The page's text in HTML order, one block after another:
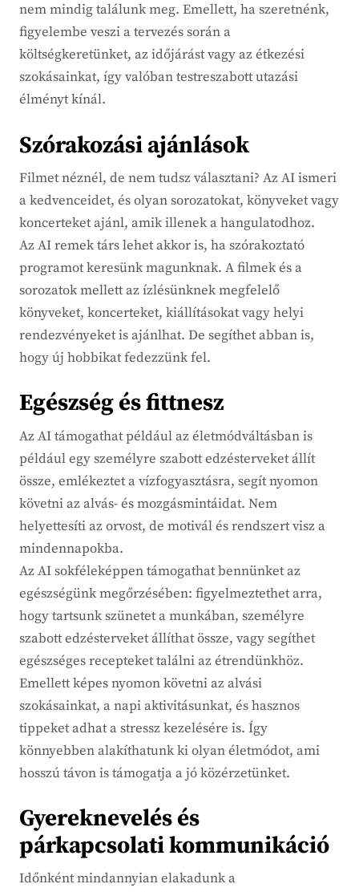
nem mindig találunk meg. Emellett, ha szeretnénk,
figyelembe veszi a tervezés során a
költségkeretünket, az időjárást vagy az étkezési
szokásainkat, így valóban testreszabott utazási
élményt kínál.
Szórakozási ajánlások
Filmet néznél, de nem tudsz választani? Az AI ismeri
a kedvenceidet, és olyan sorozatokat, könyveket vagy
koncerteket ajánl, amik illenek a hangulatodhoz.
Az AI remek társ lehet akkor is, ha szórakoztató
programot keresünk magunknak. A filmek és a
sorozatok mellett az ízlésünknek megfelelő
könyveket, koncerteket, kiállításokat vagy helyi
rendezvényeket is ajánlhat. De segíthet abban is,
hogy új hobbikat fedezzünk fel.
Egészség és fittnesz
Az AI támogathat például az életmódváltásban is
például egy személyre szabott edzésterveket állít
össze, emlékeztet a vízfogyasztásra, segít nyomon
követni az alvás- és mozgásmintáidat. Nem
helyettesíti az orvost, de motivál és rendszert visz a
mindennapokba.
Az AI sokféleképpen támogathat bennünket az
egészségünk megőrzésében: figyelmeztethet arra,
hogy tartsunk szünetet a munkában, személyre
szabott edzésterveket állíthat össze, vagy segíthet
egészséges recepteket találni az étrendünkhöz.
Emellett képes nyomon követni az alvási
szokásainkat, a napi aktivitásunkat, és hasznos
tippeket adhat a stressz kezelésére is. Így
könnyebben alakíthatunk ki olyan életmódot, ami
hosszú távon is támogatja a jó közérzetünket.
Gyereknevelés és
párkapcsolati kommunikáció
Időnként mindannyian elakadunk a